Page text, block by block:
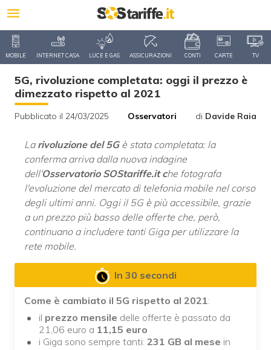
MOBILE INTERNET CASA LUCE E GAS ASSICURAZIONI CONTI CARTE TV
5G, rivoluzione completata: oggi il prezzo è
dimezzato rispetto al 2021
Pubblicato il 24/03/2025 Osservatori di Davide Raia
Larivoluzione del 5Gè stata completata: la
conferma arriva dalla nuova indagine
dell'Osservatorio SOStariffe.it che fotografa
l'evoluzione del mercato di telefonia mobile nel corso
degli ultimi anni. Oggi il 5G è più accessibile, grazie
a un prezzo più basso delle offerte che, però,
continuano a includere tanti Giga per utilizzare la
rete mobile.
In 30 secondi
Come è cambiato il 5G rispetto al 2021:
il prezzo mensile delle offerte è passato da
21,06 euro a 11,15 euro
i Giga sono sempre tanti: 231 GB al mese in